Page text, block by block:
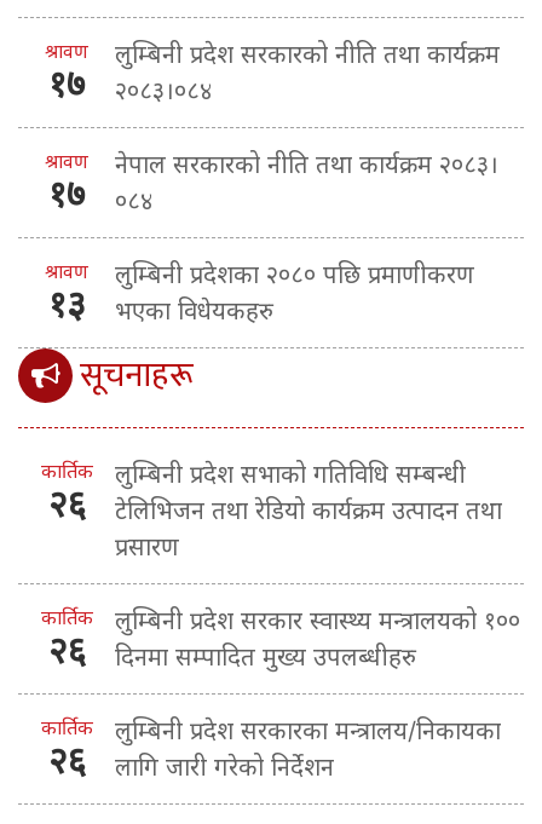
श्रावण
१७
लुम्बिनी प्रदेश सरकारको नीति तथा कार्यक्रम
२०८३।०८४
श्रावण
१७
नेपाल सरकारको नीति तथा कार्यक्रम २०८३।
०८४
श्रावण
१३
लुम्बिनी प्रदेशका २०८० पछि प्रमाणीकरण
भएका विधेयकहरु
सूचनाहरू
कार्तिक
२६
लुम्बिनी प्रदेश सभाको गतिविधि सम्बन्धी
टेलिभिजन तथा रेडियो कार्यक्रम उत्पादन तथा
प्रसारण
कार्तिक
२६
लुम्बिनी प्रदेश सरकार स्वास्थ्य मन्त्रालयको १००
दिनमा सम्पादित मुख्य उपलब्धीहरु
कार्तिक
२६
लुम्बिनी प्रदेश सरकारका मन्त्रालय/निकायका
लागि जारी गरेको निर्देशन